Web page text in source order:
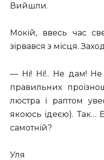
Вийшли.
Мокій, ввесь час
зірвався з місця.
— Ні! Ні!.. Не дам! Не
правильних
люстра і раптом
якоюсь ідеєю). Так…
самотній?
Уля